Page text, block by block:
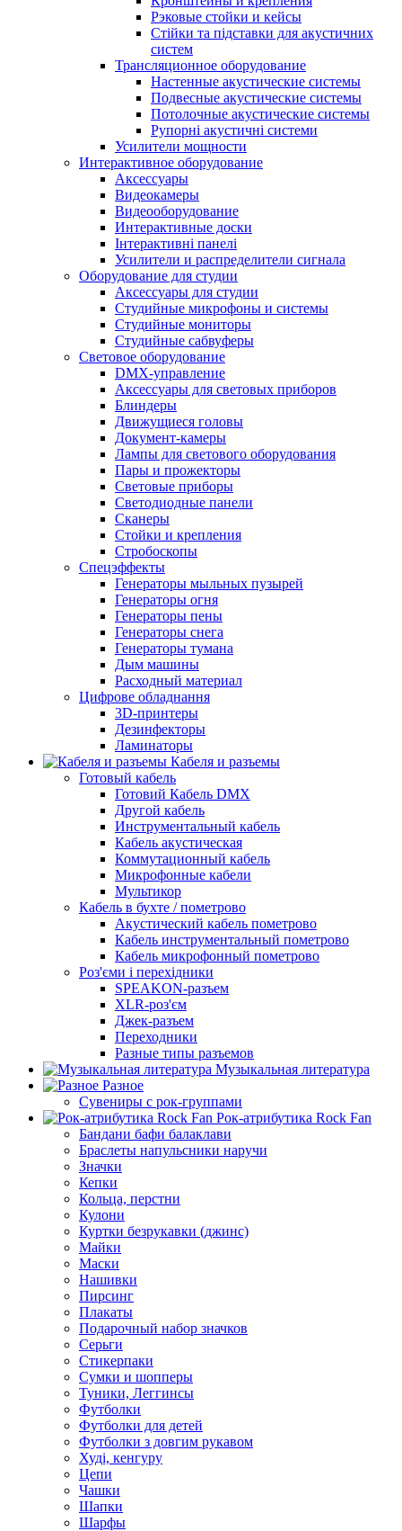
Рэковые стойки и кейсы
Стійки та підставки для акустичних
систем
Трансляционное оборудование
Настенные акустические системы
Подвесные акустические системы
Потолочные акустические системы
Рупорні акустичні системи
Усилители мощности
Интерактивное оборудование
Аксессуары
Видеокамеры
Видеооборудование
Интерактивные доски
Інтерактивні панелі
Усилители и распределители сигнала
Оборудование для студии
Аксессуары для студии
Студийные микрофоны и системы
Студийные мониторы
Студийные сабвуферы
Световое оборудование
DMX-управление
Аксессуары для световых приборов
Блиндеры
Движущиеся головы
Документ-камеры
Лампы для светового оборудования
Пары и прожекторы
Световые приборы
Светодиодные панели
Сканеры
Стойки и крепления
Стробоскопы
Спецэффекты
Генераторы мыльных пузырей
Генераторы огня
Генераторы пены
Генераторы снега
Генераторы тумана
Дым машины
Расходный материал
Цифрове обладнання
3D-принтеры
Дезинфекторы
Ламинаторы
Кабеля и разъемы
Готовый кабель
Готовий Кабель DMX
Другой кабель
Инструментальный кабель
Кабель акустическая
Коммутационный кабель
Микрофонные кабели
Мультикор
Кабель в бухте / пометрово
Акустический кабель пометрово
Кабель инструментальный пометрово
Кабель микрофонный пометрово
Роз'єми і перехідники
SPEAKON-разъем
XLR-роз'єм
Джек-разъем
Переходники
Разные типы разъемов
Музыкальная литература
Разное
Сувениры с рок-группами
Рок-атрибутика Rock Fan
Бандани бафи балаклави
Браслеты напульсники наручи
Значки
Кепки
Кольца, перстни
Кулони
Куртки безрукавки (джинс)
Майки
Маски
Нашивки
Пирсинг
Плакаты
Подарочный набор значков
Серьги
Стикерпаки
Сумки и шопперы
Туники, Леггинсы
Футболки
Футболки для детей
Футболки з довгим рукавом
Худі, кенгуру
Цепи
Чашки
Шапки
Шарфы